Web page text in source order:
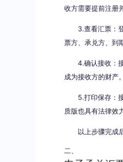
收方需要提前注册
3.查看汇票：登
票方、承兑方、到
4.确认接收：接
成为接收方的财产。
5.打印保存：接
质版也具有法律效
以上步骤完成后
二、